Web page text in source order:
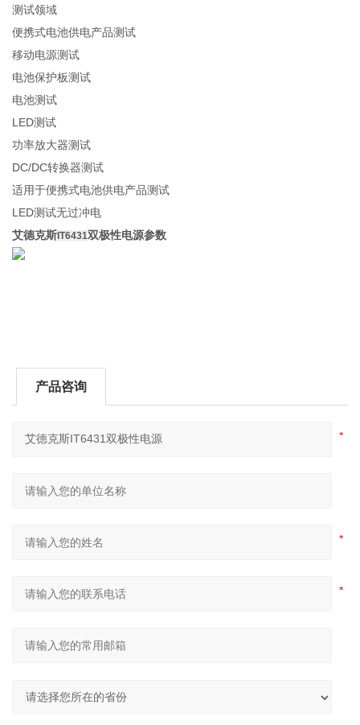
测试领域
便携式电池供电产品测试
移动电源测试
电池保护板测试
电池测试
LED测试
功率放大器测试
DC/DC转换器测试
适用于便携式电池供电产品测试
LED测试无过冲电
艾德克斯IT6431双极性电源参数
产品咨询